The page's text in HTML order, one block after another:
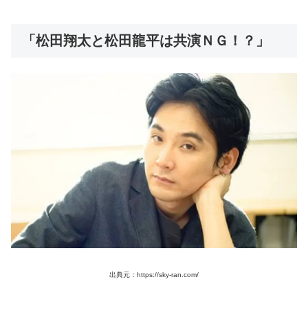
「松田翔太と松田龍平は共演ＮＧ！？」
出典元：https://sky-ran.com/